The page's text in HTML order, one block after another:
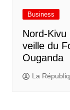
Business
Nord-
veille du
Ouganda
La